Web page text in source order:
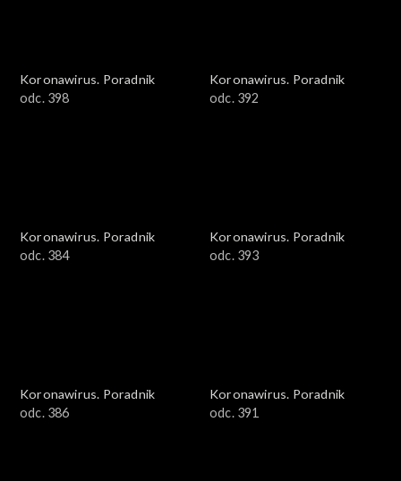
Koronawirus. Poradnik
odc. 398
Koronawirus. Poradnik
odc. 392
Koronawirus. Poradnik
odc. 384
Koronawirus. Poradnik
odc. 393
Koronawirus. Poradnik
odc. 386
Koronawirus. Poradnik
odc. 391